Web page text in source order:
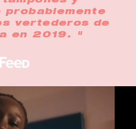
probablemente
vertederos de
en 2019. "